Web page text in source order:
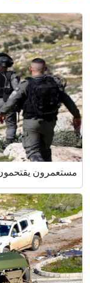
مستعمرون يقتحمون